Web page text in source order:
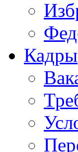
Кадры